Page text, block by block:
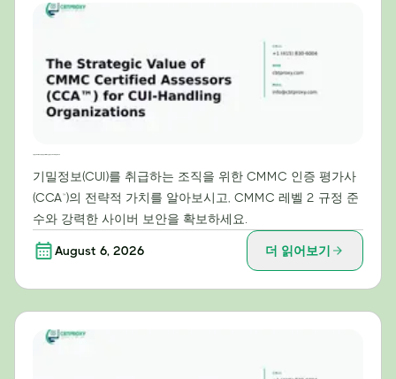
기밀정보(CUI)를 취급하는 조직을 위한 CMMC 인증 평가사
(CCA™)의 전략적 가치를 알아보시고, CMMC 레벨 2 규정 준
수와 강력한 사이버 보안을 확보하세요.
August 6, 2026 더 읽어보기